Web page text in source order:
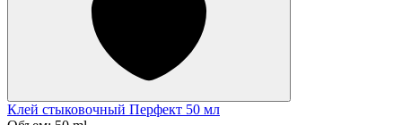
Клей стыковочный Перфект 50 мл